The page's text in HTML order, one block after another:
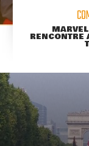
RENCONTRE